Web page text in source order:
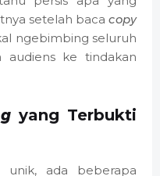
setelah baca copy
ngebimbing seluruh
audiens ke tindakan
yang Terbukti
ada beberapa